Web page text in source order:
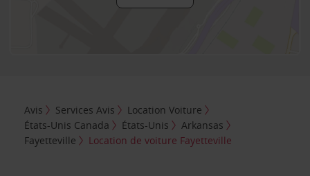
Avis Services Avis
Location Voiture
États-Unis Canada
États-Unis
Arkansas
Fayetteville
Location de voiture Fayetteville